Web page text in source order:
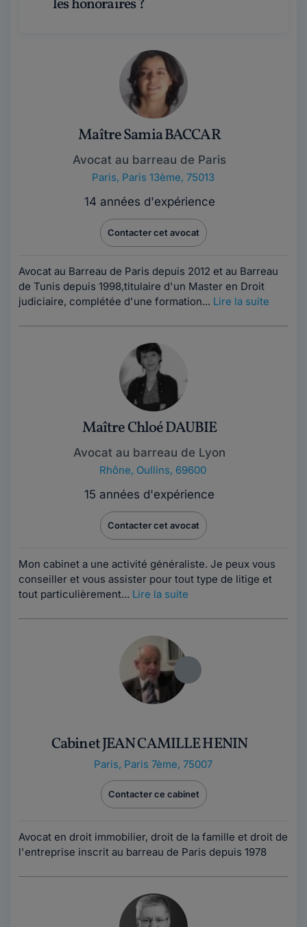
les honoraires ?
Maître Samia BACCAR
Avocat au barreau de Paris
Paris, Paris 13ème, 75013
14 années d'expérience
Contacter cet avocat
Avocat au Barreau de Paris depuis 2012 et au Barreau
de Tunis depuis 1998,titulaire d'un Master en Droit
judiciaire, complétée d'une formation... Lire la suite
Maître Chloé DAUBIE
Avocat au barreau de Lyon
Rhône, Oullins, 69600
15 années d'expérience
Contacter cet avocat
Mon cabinet a une activité généraliste. Je peux vous
conseiller et vous assister pour tout type de litige et
tout particulièrement... Lire la suite
Cabinet JEAN CAMILLE HENIN
Paris, Paris 7ème, 75007
Contacter ce cabinet
Avocat en droit immobilier, droit de la famille et droit de
l'entreprise inscrit au barreau de Paris depuis 1978